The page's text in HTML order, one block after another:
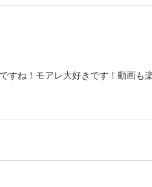
すね！モアレ大好きです！動画も